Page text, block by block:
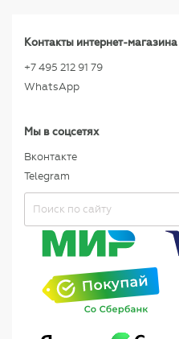
Контакты интернет-магазина
+7 495 212 91 79
WhatsApp
Мы в соцсетях
Вконтакте
Telegram